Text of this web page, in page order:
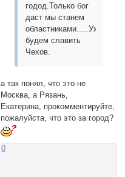
годод.Только бог
даст мы станем
областниками.....Уже
будем славить
Чехов.
а так понял, что это не
Москва, а Рязань,
Екатерина, прокомментируйте,
пожалуйста, что это за город?
0